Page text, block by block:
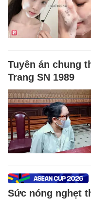
Tuyên án chung
Trang SN 1989
Sức nóng nghẹt